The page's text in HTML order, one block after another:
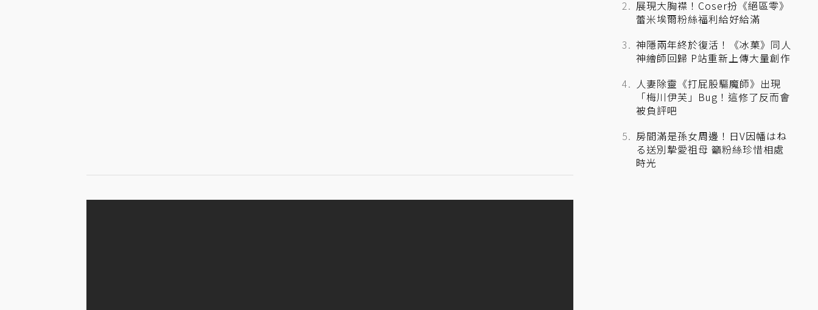
展現大胸襟！Coser扮《絕區零》
蕾米埃爾粉絲福利給好給滿
神隱兩年終於復活！《冰菓》同人
神繪師回歸 P站重新上傳大量創作
人妻除靈《打屁股驅魔師》出現
「梅川伊芙」Bug！這修了反而會
被負評吧
房間滿是孫女周邊！日V因幡はね
る送別摯愛祖母 籲粉絲珍惜相處
時光